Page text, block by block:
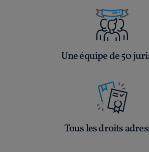
Une équipe de 50
Tous les droits